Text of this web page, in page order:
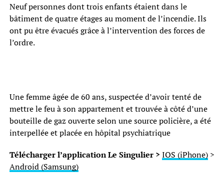
Neuf personnes dont trois enfants étaient dans le
bâtiment de quatre étages au moment de l’incendie. Ils
ont pu être évacués grâce à l’intervention des forces de
l’ordre.
Une femme âgée de 60 ans, suspectée d’avoir tenté de
mettre le feu à son appartement et trouvée à côté d’une
bouteille de gaz ouverte selon une source policière, a été
interpellée et placée en hôpital psychiatrique
Télécharger l’application Le Singulier > IOS (iPhone)>
Android (Samsung)